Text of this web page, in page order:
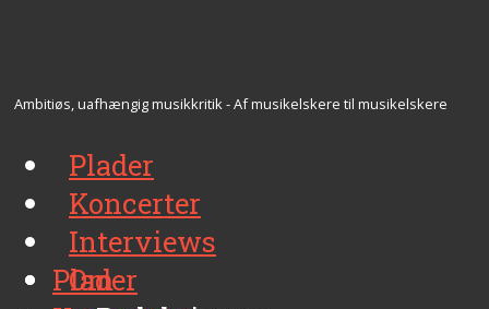
Ambitiøs, uafhængig musikkritik - Af musikelskere til musikelskere
Plader
Koncerter
Interviews
Om
Plader